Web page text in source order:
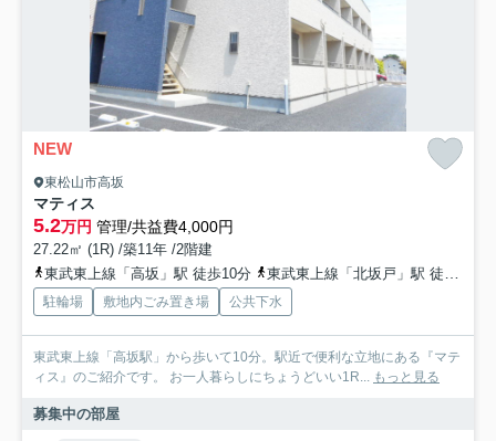
NEW
東松山市高坂
マティス
5.2万円 管理/共益費4,000円
27.22㎡ (1R) /築11年 /2階建
東武東上線「高坂」駅 徒歩10分
東武東上線「北坂戸」駅 徒歩40分
駐輪場 敷地内ごみ置き場 公共下水
東武東上線「高坂駅」から歩いて10分。駅近で便利な立地にある『マテ
ィス』のご紹介です。 お一人暮らしにちょうどいい1R...
もっと見る
募集中の部屋